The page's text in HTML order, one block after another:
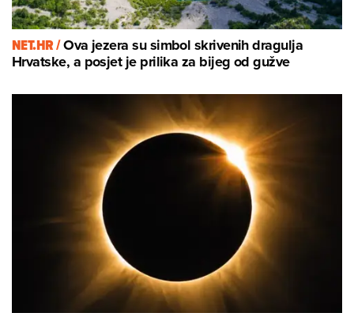
NET.HR /Ova jezera su simbol skrivenih dragulja
Hrvatske, a posjet je prilika za bijeg od gužve